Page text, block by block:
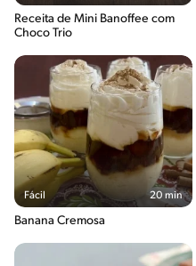
Receita de Mini Banoffee com
Choco Trio
Fácil 20 min
Banana Cremosa